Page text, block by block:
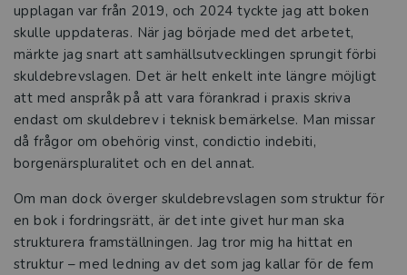
upplagan var från 2019, och 2024 tyckte jag att boken
skulle uppdateras. När jag började med det arbetet,
märkte jag snart att samhällsutvecklingen sprungit förbi
skuldebrevslagen. Det är helt enkelt inte längre möjligt
att med anspråk på att vara förankrad i praxis skriva
endast om skuldebrev i teknisk bemärkelse. Man missar
då frågor om obehörig vinst, condictio indebiti,
borgenärspluralitet och en del annat.
Om man dock överger skuldebrevslagen som struktur för
en bok i fordringsrätt, är det inte givet hur man ska
strukturera framställningen. Jag tror mig ha hittat en
struktur – med ledning av det som jag kallar för de fem